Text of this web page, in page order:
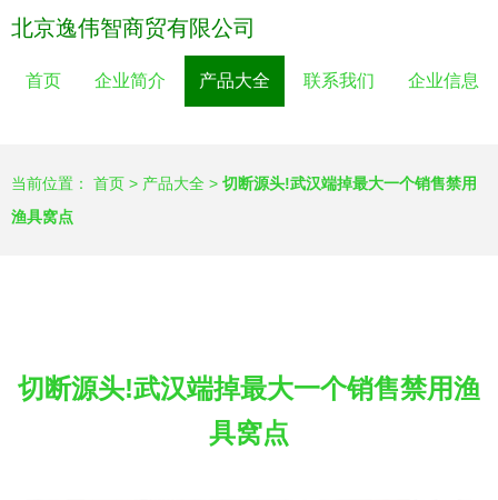
北京逸伟智商贸有限公司
首页 企业简介 产品大全 联系我们 企业信息
当前位置： 首页 > 产品大全 > 切断源头!武汉端掉最大一个销售禁用
渔具窝点
切断源头!武汉端掉最大一个销售禁用渔
具窝点